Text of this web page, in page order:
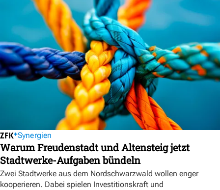
Synergien
Warum Freudenstadt und Altensteig jetzt
Stadtwerke-Aufgaben bündeln
Zwei Stadtwerke aus dem Nordschwarzwald wollen enger
kooperieren. Dabei spielen Investitionskraft und